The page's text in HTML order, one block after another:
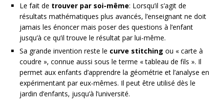
Le fait de trouver par soi-même: Lorsqu’il s’agit de
résultats mathématiques plus avancés, l’enseignant ne doit
jamais les énoncer mais poser des questions à l’enfant
jusqu’à ce qu’il trouve le résultat par lui-même.
Sa grande invention reste le curve stitching ou « carte à
coudre », connue aussi sous le terme « tableau de fils ». Il
permet aux enfants d’apprendre la géométrie et l’analyse en
expérimentant par eux-mêmes. Il peut être utilisé dès le
jardin d’enfants, jusqu’à l’université.